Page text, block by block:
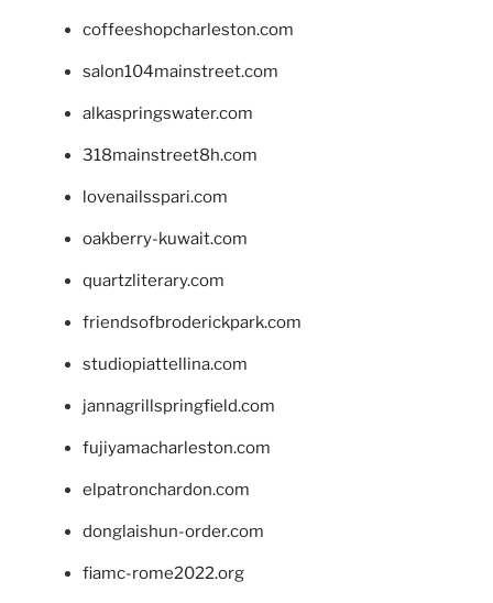
coffeeshopcharleston.com
salon104mainstreet.com
alkaspringswater.com
318mainstreet8h.com
lovenailsspari.com
oakberry-kuwait.com
quartzliterary.com
friendsofbroderickpark.com
studiopiattellina.com
jannagrillspringfield.com
fujiyamacharleston.com
elpatronchardon.com
donglaishun-order.com
fiamc-rome2022.org